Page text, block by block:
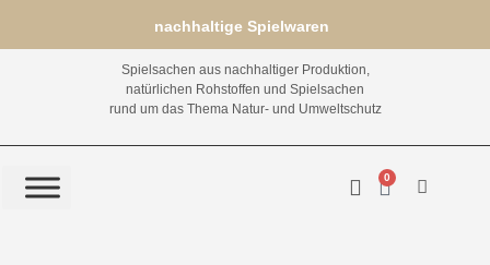
nachhaltige Spielwaren
Spielsachen aus nachhaltiger Produktion,
natürlichen Rohstoffen und Spielsachen
rund um das Thema Natur- und Umweltschutz
0